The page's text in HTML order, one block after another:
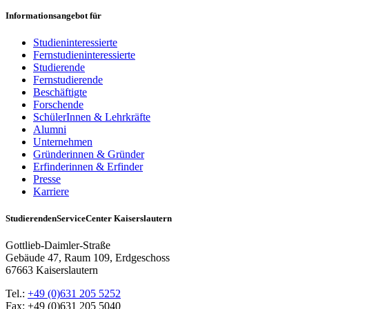
Informationsangebot für
Studieninteressierte
Fernstudieninteressierte
Studierende
Fernstudierende
Beschäftigte
Forschende
SchülerInnen & Lehrkräfte
Alumni
Unternehmen
Gründerinnen & Gründer
Erfinderinnen & Erfinder
Presse
Karriere
StudierendenServiceCenter Kaiserslautern
Gottlieb-Daimler-Straße
Gebäude 47, Raum 109, Erdgeschoss
67663 Kaiserslautern
Tel.: +49 (0)631 205 5252
Fax: +49 (0)631 205 5040